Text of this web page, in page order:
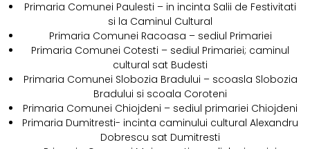
Primaria Comunei Paulesti – in incinta Salii de Festivitati
si la Caminul Cultural
Primaria Comunei Racoasa – sediul Primariei
Primaria Comunei Cotesti – sediul Primariei; caminul
cultural sat Budesti
Primaria Comunei Slobozia Bradului – scoasla Slobozia
Bradului si scoala Coroteni
Primaria Comunei Chiojdeni – sediul primariei Chiojdeni
Primaria Dumitresti- incinta caminului cultural Alexandru
Dobrescu sat Dumitresti